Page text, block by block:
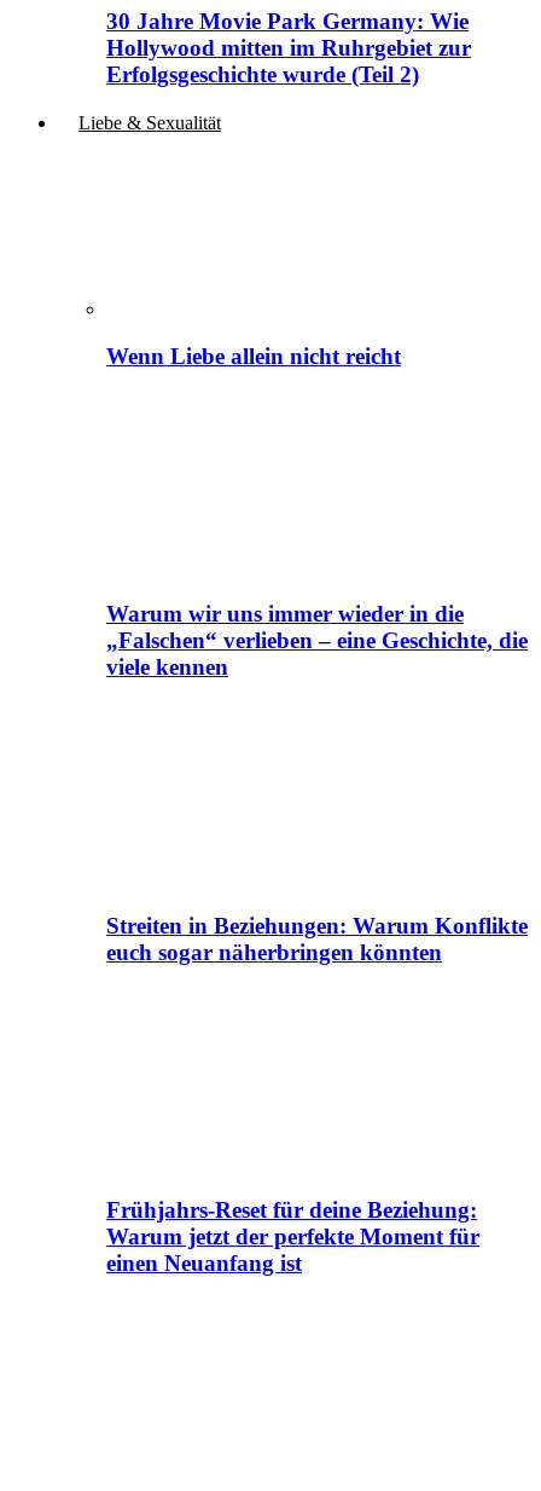
30 Jahre Movie Park Germany: Wie
Hollywood mitten im Ruhrgebiet zur
Erfolgsgeschichte wurde (Teil 2)
Liebe & Sexualität
Wenn Liebe allein nicht reicht
Warum wir uns immer wieder in die
„Falschen“ verlieben – eine Geschichte, die
viele kennen
Streiten in Beziehungen: Warum Konflikte
euch sogar näherbringen könnten
Frühjahrs-Reset für deine Beziehung:
Warum jetzt der perfekte Moment für
einen Neuanfang ist